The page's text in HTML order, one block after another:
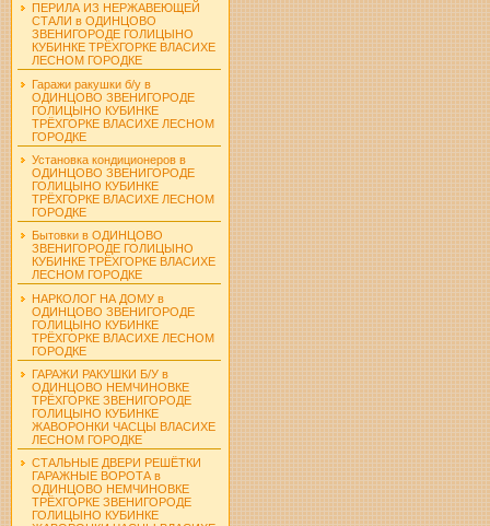
ПЕРИЛА ИЗ НЕРЖАВЕЮЩЕЙ
СТАЛИ в ОДИНЦОВО
ЗВЕНИГОРОДЕ ГОЛИЦЫНО
КУБИНКЕ ТРЁХГОРКЕ ВЛАСИХЕ
ЛЕСНОМ ГОРОДКЕ
Гаражи ракушки б/у в
ОДИНЦОВО ЗВЕНИГОРОДЕ
ГОЛИЦЫНО КУБИНКЕ
ТРЁХГОРКЕ ВЛАСИХЕ ЛЕСНОМ
ГОРОДКЕ
Установка кондиционеров в
ОДИНЦОВО ЗВЕНИГОРОДЕ
ГОЛИЦЫНО КУБИНКЕ
ТРЁХГОРКЕ ВЛАСИХЕ ЛЕСНОМ
ГОРОДКЕ
Бытовки в ОДИНЦОВО
ЗВЕНИГОРОДЕ ГОЛИЦЫНО
КУБИНКЕ ТРЁХГОРКЕ ВЛАСИХЕ
ЛЕСНОМ ГОРОДКЕ
НАРКОЛОГ НА ДОМУ в
ОДИНЦОВО ЗВЕНИГОРОДЕ
ГОЛИЦЫНО КУБИНКЕ
ТРЁХГОРКЕ ВЛАСИХЕ ЛЕСНОМ
ГОРОДКЕ
ГАРАЖИ РАКУШКИ Б/У в
ОДИНЦОВО НЕМЧИНОВКЕ
ТРЁХГОРКЕ ЗВЕНИГОРОДЕ
ГОЛИЦЫНО КУБИНКЕ
ЖАВОРОНКИ ЧАСЦЫ ВЛАСИХЕ
ЛЕСНОМ ГОРОДКЕ
СТАЛЬНЫЕ ДВЕРИ РЕШЁТКИ
ГАРАЖНЫЕ ВОРОТА в
ОДИНЦОВО НЕМЧИНОВКЕ
ТРЁХГОРКЕ ЗВЕНИГОРОДЕ
ГОЛИЦЫНО КУБИНКЕ